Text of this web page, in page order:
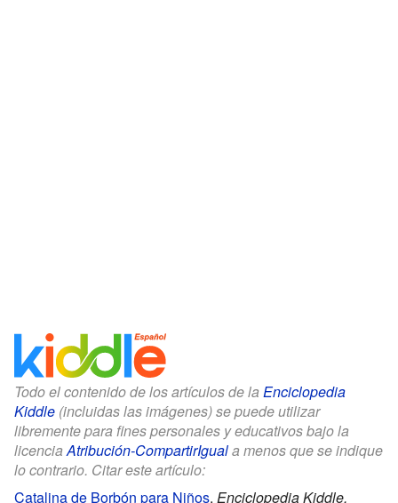
Todo el contenido de los artículos de la Enciclopedia
Kiddle (incluidas las imágenes) se puede utilizar
libremente para fines personales y educativos bajo la
licencia Atribución-CompartirIguala menos que se indique
lo contrario. Citar este artículo:
Catalina de Borbón para Niños. Enciclopedia Kiddle.